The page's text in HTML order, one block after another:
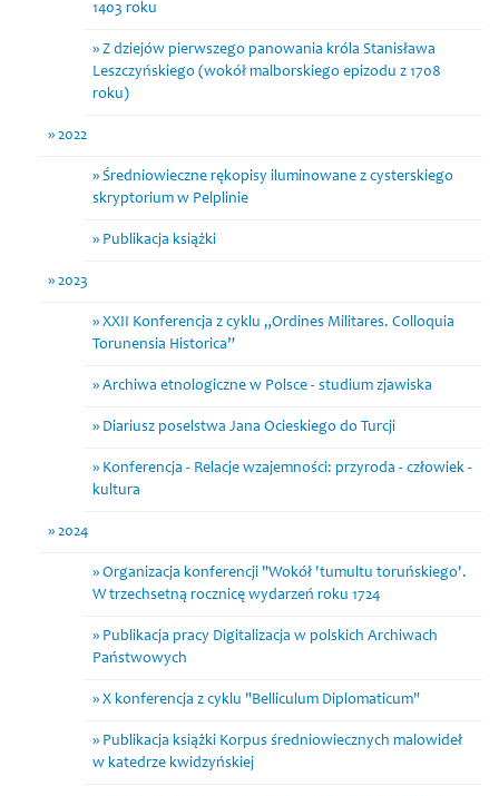
1403 roku
Z dziejów pierwszego panowania króla Stanisława
Leszczyńskiego (wokół malborskiego epizodu z 1708
roku)
2022
Średniowieczne rękopisy iluminowane z cysterskiego
skryptorium w Pelplinie
Publikacja książki
2023
XXII Konferencja z cyklu „Ordines Militares. Colloquia
Torunensia Historica”
Archiwa etnologiczne w Polsce - studium zjawiska
Diariusz poselstwa Jana Ocieskiego do Turcji
Konferencja - Relacje wzajemności: przyroda - człowiek -
kultura
2024
Organizacja konferencji "Wokół 'tumultu toruńskiego'.
W trzechsetną rocznicę wydarzeń roku 1724
Publikacja pracy Digitalizacja w polskich Archiwach
Państwowych
X konferencja z cyklu "Belliculum Diplomaticum"
Publikacja książki Korpus średniowiecznych malowideł
w katedrze kwidzyńskiej